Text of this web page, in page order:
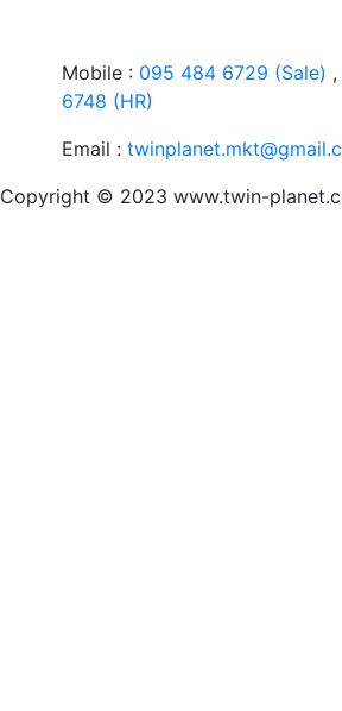
Mobile : 095 484 6729 (Sale) ,
6748 (HR)
Email :
Copyright © 2023 www.twin-